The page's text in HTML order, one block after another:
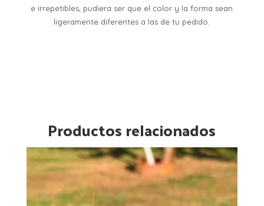
e irrepetibles, pudiera ser que el color y la forma sean
ligeramente diferentes a las de tu pedido.
Productos relacionados